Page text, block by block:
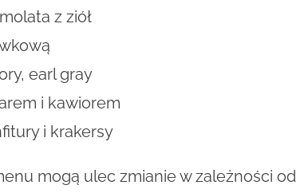
z ziół
earl gray
i kawiorem
i krakersy
mogą ulec zmianie w zależności od